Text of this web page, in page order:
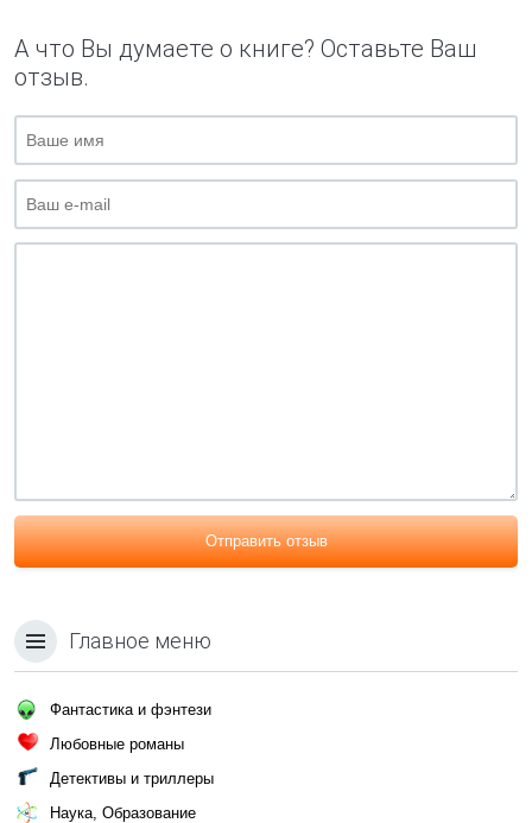
А что Вы думаете о книге? Оставьте Ваш
отзыв.
Отправить отзыв
Главное меню
Фантастика и фэнтези
Любовные романы
Детективы и триллеры
Наука, Образование